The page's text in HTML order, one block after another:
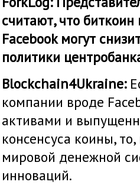
считают, что
Facebook могут
политики
Blockchain4Ukraine:
компании вроде
активами и
консенсуса коины,
мировой денежной
инноваций.